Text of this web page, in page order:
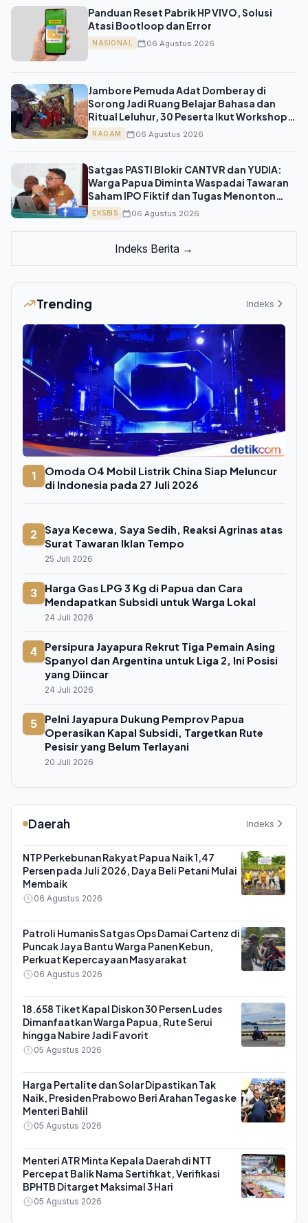
Panduan Reset Pabrik HP VIVO, Solusi
Atasi Bootloop dan Error
NASIONAL 06 Agustus 2026
Jambore Pemuda Adat Domberay di
Sorong Jadi Ruang Belajar Bahasa dan
Ritual Leluhur, 30 Peserta Ikut Workshop
Budaya
RAGAM 06 Agustus 2026
Satgas PASTI Blokir CANTVR dan YUDIA:
Warga Papua Diminta Waspadai Tawaran
Saham IPO Fiktif dan Tugas Menonton
Film
EKSBIS 06 Agustus 2026
Indeks Berita →
Trending Indeks
1
Omoda O4 Mobil Listrik China Siap Meluncur
di Indonesia pada 27 Juli 2026
2
Saya Kecewa, Saya Sedih, Reaksi Agrinas atas
Surat Tawaran Iklan Tempo
25 Juli 2026
3
Harga Gas LPG 3 Kg di Papua dan Cara
Mendapatkan Subsidi untuk Warga Lokal
24 Juli 2026
4
Persipura Jayapura Rekrut Tiga Pemain Asing
Spanyol dan Argentina untuk Liga 2, Ini Posisi
yang Diincar
24 Juli 2026
5
Pelni Jayapura Dukung Pemprov Papua
Operasikan Kapal Subsidi, Targetkan Rute
Pesisir yang Belum Terlayani
20 Juli 2026
Daerah Indeks
NTP Perkebunan Rakyat Papua Naik 1,47
Persen pada Juli 2026, Daya Beli Petani Mulai
Membaik
06 Agustus 2026
Patroli Humanis Satgas Ops Damai Cartenz di
Puncak Jaya Bantu Warga Panen Kebun,
Perkuat Kepercayaan Masyarakat
06 Agustus 2026
18.658 Tiket Kapal Diskon 30 Persen Ludes
Dimanfaatkan Warga Papua, Rute Serui
hingga Nabire Jadi Favorit
05 Agustus 2026
Harga Pertalite dan Solar Dipastikan Tak
Naik, Presiden Prabowo Beri Arahan Tegas ke
Menteri Bahlil
05 Agustus 2026
Menteri ATR Minta Kepala Daerah di NTT
Percepat Balik Nama Sertifikat, Verifikasi
BPHTB Ditarget Maksimal 3 Hari
05 Agustus 2026